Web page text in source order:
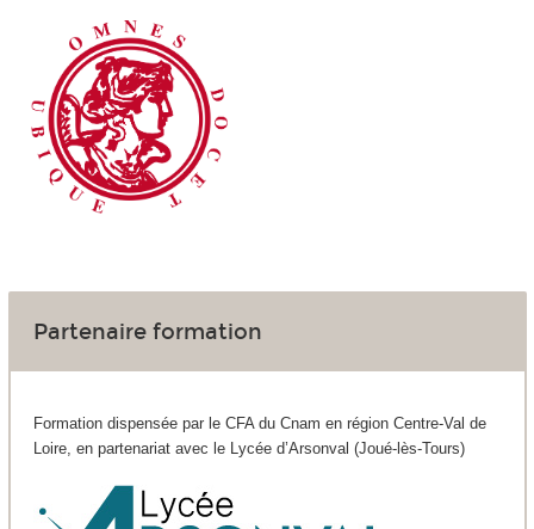
Partenaire formation
Formation dispensée par le CFA du Cnam en région Centre-Val de
Loire, en partenariat avec le Lycée d’Arsonval (Joué-lès-Tours)